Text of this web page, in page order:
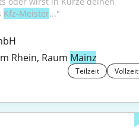
Kfz-Meister..."
Rhein, Raum Mainz
Teilzeit Vollzeit